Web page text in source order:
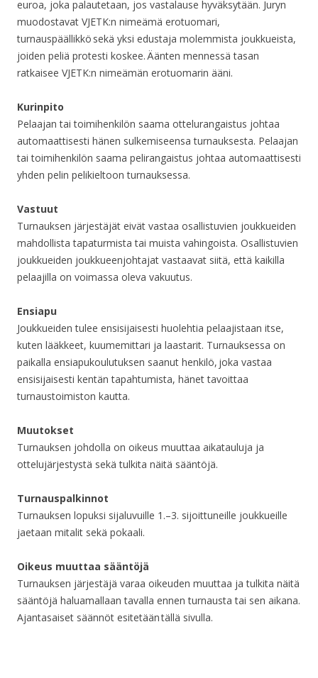
euroa, joka palautetaan, jos vastalause hyväksytään. Juryn
muodostavat VJETK:n nimeämä erotuomari,
turnauspäällikkö sekä yksi edustaja molemmista joukkueista,
joiden peliä protesti koskee. Äänten mennessä tasan
ratkaisee VJETK:n nimeämän erotuomarin ääni.
Kurinpito
Pelaajan tai toimihenkilön saama ottelurangaistus johtaa
automaattisesti hänen sulkemiseensa turnauksesta. Pelaajan
tai toimihenkilön saama pelirangaistus johtaa automaattisesti
yhden pelin pelikieltoon turnauksessa.
Vastuut
Turnauksen järjestäjät eivät vastaa osallistuvien joukkueiden
mahdollista tapaturmista tai muista vahingoista. Osallistuvien
joukkueiden joukkueenjohtajat vastaavat siitä, että kaikilla
pelaajilla on voimassa oleva vakuutus.
Ensiapu
Joukkueiden tulee ensisijaisesti huolehtia pelaajistaan itse,
kuten lääkkeet, kuumemittari ja laastarit. Turnauksessa on
paikalla ensiapukoulutuksen saanut henkilö, joka vastaa
ensisijaisesti kentän tapahtumista, hänet tavoittaa
turnaustoimiston kautta.
Muutokset
Turnauksen johdolla on oikeus muuttaa aikatauluja ja
ottelujärjestystä sekä tulkita näitä sääntöjä.
Turnauspalkinnot
Turnauksen lopuksi sijaluvuille 1.–3. sijoittuneille joukkueille
jaetaan mitalit sekä pokaali.
Oikeus muuttaa sääntöjä
Turnauksen järjestäjä varaa oikeuden muuttaa ja tulkita näitä
sääntöjä haluamallaan tavalla ennen turnausta tai sen aikana.
Ajantasaiset säännöt esitetään tällä sivulla.